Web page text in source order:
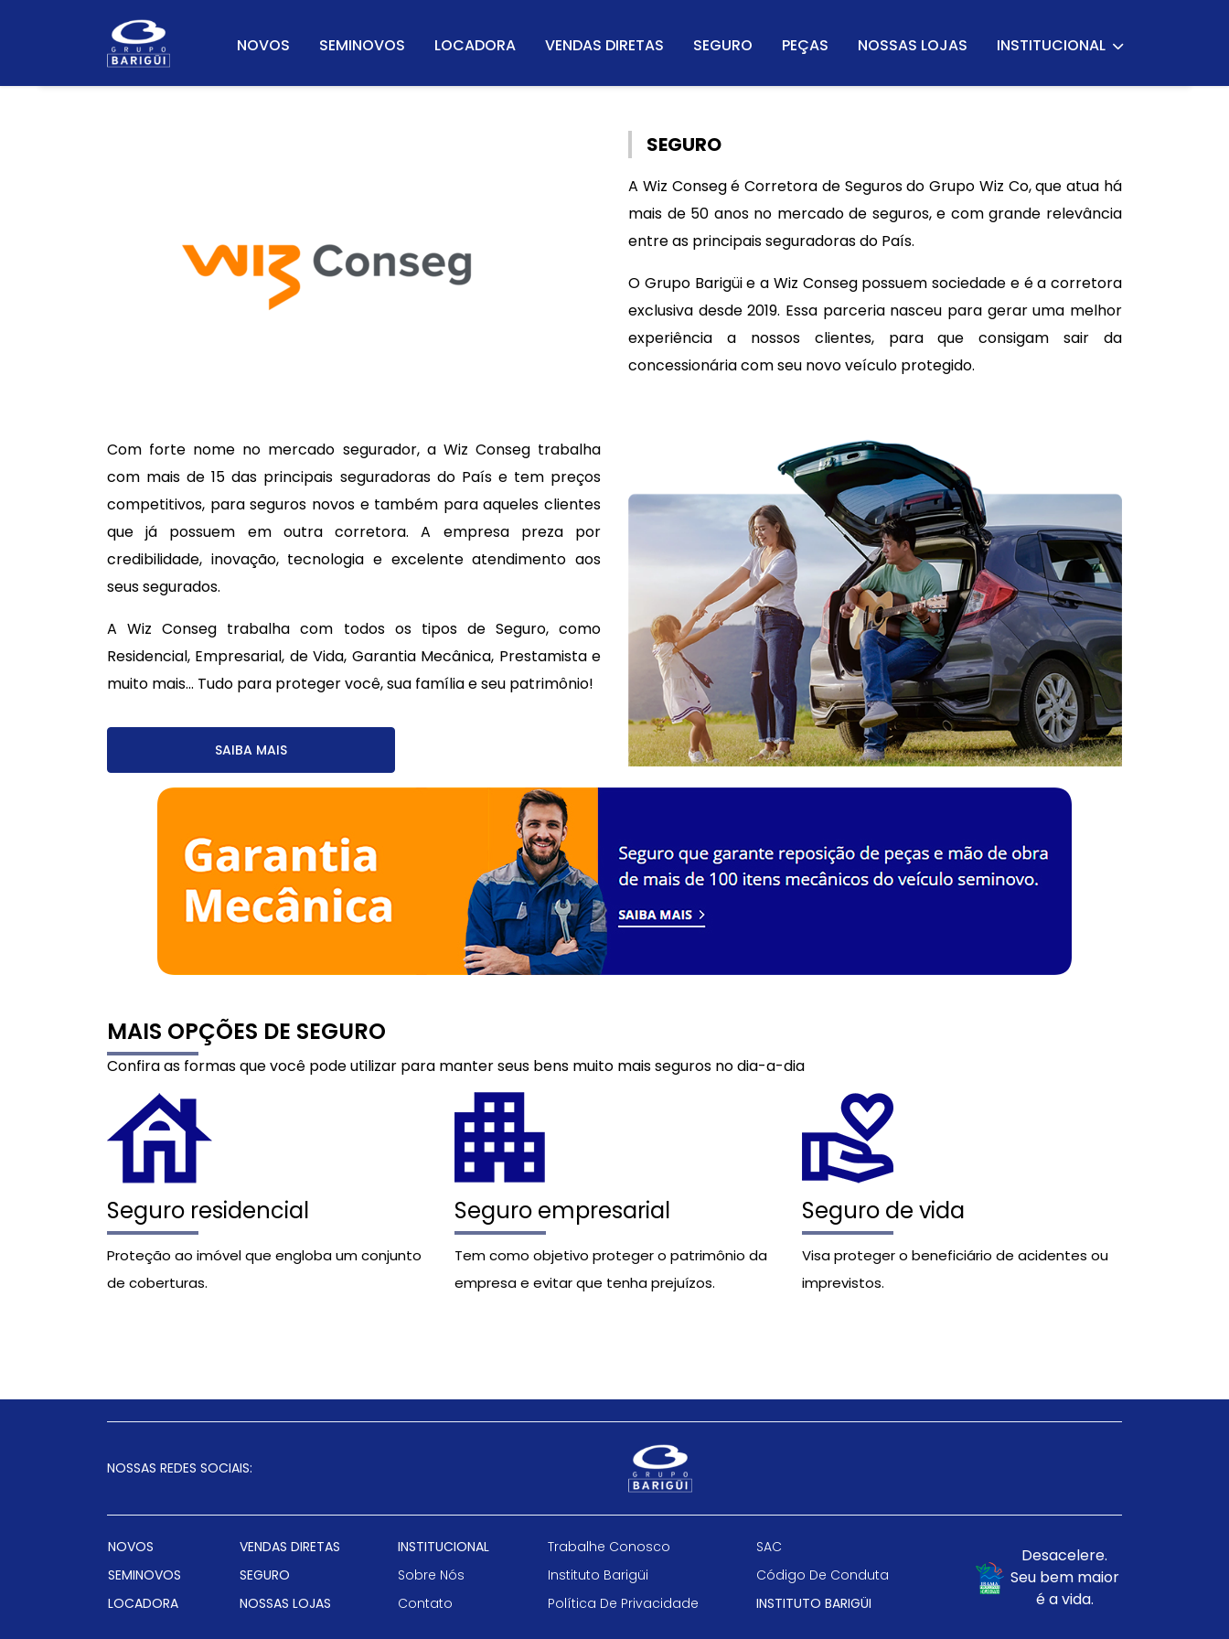
NOVOS SEMINOVOS LOCADORA VENDAS DIRETAS SEGURO PEÇAS NOSSAS LOJAS INSTITUCIONAL
SEGURO
A Wiz Conseg é Corretora de Seguros do Grupo Wiz Co, que atua há
mais de 50 anos no mercado de seguros, e com grande relevância
entre as principais seguradoras do País.
O Grupo Barigüi e a Wiz Conseg possuem sociedade e é a corretora
exclusiva desde 2019. Essa parceria nasceu para gerar uma melhor
experiência a nossos clientes, para que consigam sair da
concessionária com seu novo veículo protegido.
Com forte nome no mercado segurador, a Wiz Conseg trabalha
com mais de 15 das principais seguradoras do País e tem preços
competitivos, para seguros novos e também para aqueles clientes
que já possuem em outra corretora. A empresa preza por
credibilidade, inovação, tecnologia e excelente atendimento aos
seus segurados.
A Wiz Conseg trabalha com todos os tipos de Seguro, como
Residencial, Empresarial, de Vida, Garantia Mecânica, Prestamista e
muito mais... Tudo para proteger você, sua família e seu patrimônio!
SAIBA MAIS
MAIS OPÇÕES DE SEGURO
Confira as formas que você pode utilizar para manter seus bens muito mais seguros no dia-a-dia
Seguro residencial
Proteção ao imóvel que engloba um conjunto
de coberturas.
Seguro empresarial
Tem como objetivo proteger o patrimônio da
empresa e evitar que tenha prejuízos.
Seguro de vida
Visa proteger o beneficiário de acidentes ou
imprevistos.
NOSSAS REDES SOCIAIS:
NOVOS
SEMINOVOS
LOCADORA
VENDAS DIRETAS
SEGURO
NOSSAS LOJAS
INSTITUCIONAL
Sobre Nós
Contato
Trabalhe Conosco
Instituto Barigüi
Política De Privacidade
SAC
Código De Conduta
INSTITUTO BARIGÜI
Desacelere.
Seu bem maior
é a vida.